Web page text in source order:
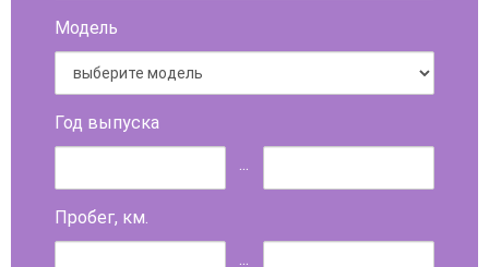
Модель
Год выпуска
...
Пробег, км.
...